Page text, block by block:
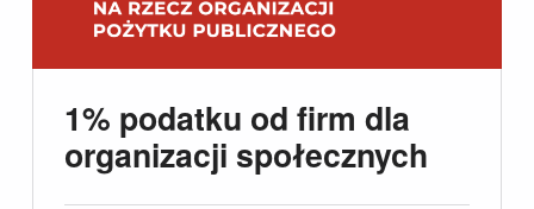
1% podatku od firm dla
organizacji społecznych